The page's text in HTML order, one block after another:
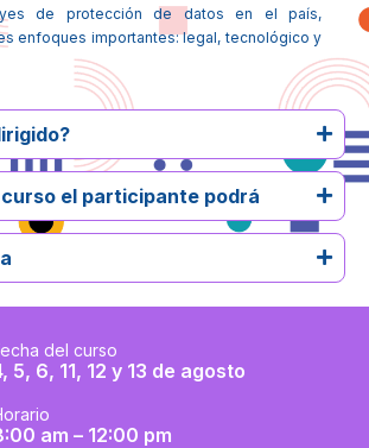
de protección de datos en el país,
enfoques importantes: legal, tecnológico y
el participante podrá
del curso
5, 6, 11, 12 y 13 de agosto
am – 12:00 pm